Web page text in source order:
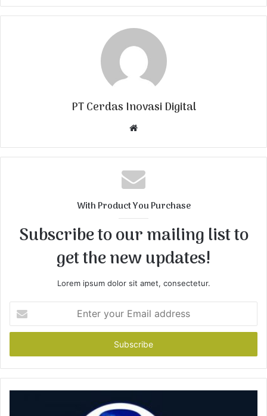
PT Cerdas Inovasi Digital
b
s
i
With Product You Purchase
Subscribe to our mailing list to
get the new updates!
Lorem ipsum dolor sit amet, consectetur.
t
r
y